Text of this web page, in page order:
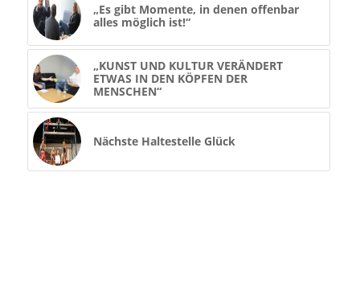
„Es gibt Momente, in denen offenbar
alles möglich ist!“
„KUNST UND KULTUR VERÄNDERT
ETWAS IN DEN KÖPFEN DER
MENSCHEN“
Nächste Haltestelle Glück